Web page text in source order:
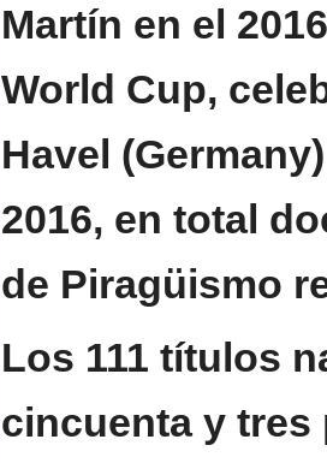
Martín en el
World Cup,
Havel
2016, en total
de Piragüismo
Los 111 títulos
cincuenta y tres